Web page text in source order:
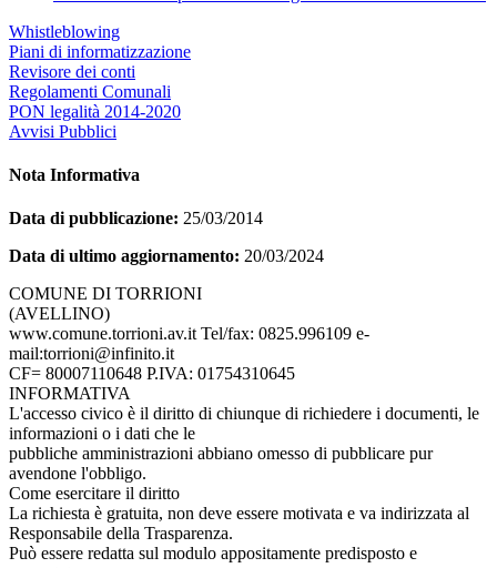
Whistleblowing
Piani di informatizzazione
Revisore dei conti
Regolamenti Comunali
PON legalità 2014-2020
Avvisi Pubblici
Nota Informativa
Data di pubblicazione: 25/03/2014
Data di ultimo aggiornamento: 20/03/2024
COMUNE DI TORRIONI
(AVELLINO)
www.comune.torrioni.av.it Tel/fax: 0825.996109 e-
mail:torrioni@infinito.it
CF= 80007110648 P.IVA: 01754310645
INFORMATIVA
L'accesso civico è il diritto di chiunque di richiedere i documenti, le
informazioni o i dati che le
pubbliche amministrazioni abbiano omesso di pubblicare pur
avendone l'obbligo.
Come esercitare il diritto
La richiesta è gratuita, non deve essere motivata e va indirizzata al
Responsabile della Trasparenza.
Può essere redatta sul modulo appositamente predisposto e